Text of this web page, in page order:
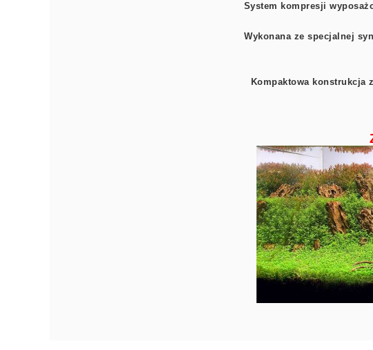
System kompresji
Wykonana ze specjalnej
Kompaktowa konstrukcja